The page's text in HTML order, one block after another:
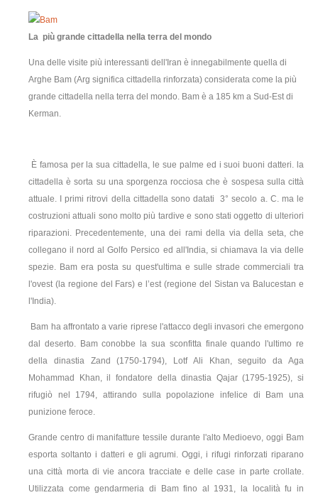
La più grande cittadella nella terra del mondo
Una delle visite più interessanti dell'Iran è innegabilmente quella di
Arghe Bam (Arg significa cittadella rinforzata) considerata come la più
grande cittadella nella terra del mondo. Bam è a 185 km a Sud-Est di
Kerman.
È famosa per la sua cittadella, le sue palme ed i suoi buoni datteri. la
cittadella è sorta su una sporgenza rocciosa che è sospesa sulla città
attuale. I primi ritrovi della cittadella sono datati 3° secolo a. C. ma le
costruzioni attuali sono molto più tardive e sono stati oggetto di ulteriori
riparazioni. Precedentemente, una dei rami della via della seta, che
collegano il nord al Golfo Persico ed all'India, si chiamava la via delle
spezie. Bam era posta su quest'ultima e sulle strade commerciali tra
l'ovest (la regione del Fars) e l’est (regione del Sistan va Balucestan e
l'India).
Bam ha affrontato a varie riprese l'attacco degli invasori che emergono
dal deserto. Bam conobbe la sua sconfitta finale quando l'ultimo re
della dinastia Zand (1750-1794), Lotf Ali Khan, seguito da Aga
Mohammad Khan, il fondatore della dinastia Qajar (1795-1925), si
rifugiò nel 1794, attirando sulla popolazione infelice di Bam una
punizione feroce.
Grande centro di manifatture tessile durante l'alto Medioevo, oggi Bam
esporta soltanto i datteri e gli agrumi. Oggi, i rifugi rinforzati riparano
una città morta di vie ancora tracciate e delle case in parte crollate.
Utilizzata come gendarmeria di Bam fino al 1931, la località fu in